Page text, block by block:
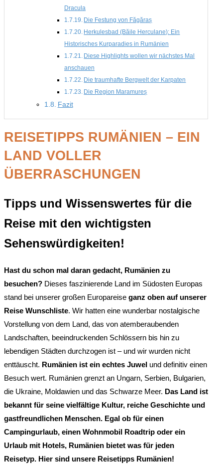
Dracula
Die Festung von Făgăraș
Herkulesbad (Băile Herculane): Ein
Historisches Kurparadies in Rumänien
Diese Highlights wollen wir nächstes Mal
anschauen
Die traumhafte Bergwelt der Karpaten
Die Region Maramureș
Fazit
REISETIPPS RUMÄNIEN – EIN
LAND VOLLER
ÜBERRASCHUNGEN
Tipps und Wissenswertes für die
Reise mit den wichtigsten
Sehenswürdigkeiten!
Hast du schon mal daran gedacht, Rumänien zu
besuchen? Dieses faszinierende Land im Südosten Europas
stand bei unserer großen Europareise ganz oben auf unserer
Reise Wunschliste. Wir hatten eine wunderbar nostalgische
Vorstellung von dem Land, das von atemberaubenden
Landschaften, beeindruckenden Schlössern bis hin zu
lebendigen Städten durchzogen ist – und wir wurden nicht
enttäuscht. Rumänien ist ein echtes Juwel und definitiv einen
Besuch wert. Rumänien grenzt an Ungarn, Serbien, Bulgarien,
die Ukraine, Moldawien und das Schwarze Meer. Das Land ist
bekannt für seine vielfältige Kultur, reiche Geschichte und
gastfreundlichen Menschen. Egal ob für einen
Campingurlaub, einen Wohnmobil Roadtrip oder ein
Urlaub mit Hotels, Rumänien bietet was für jeden
Reisetyp. Hier sind unsere Reisetipps Rumänien!